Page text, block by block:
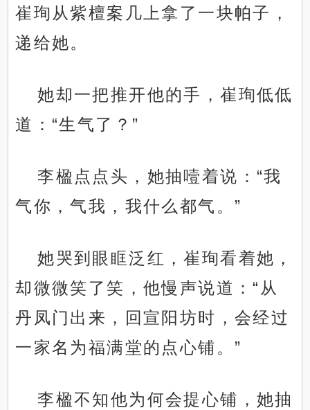
崔珣从紫檀案几上拿了一块帕子，
递给她。
她却一把推开他的手，崔珣低低
道：“生气了？”
李楹点点头，她抽噎着说：“我
气你，气我，我什么都气。”
她哭到眼眶泛红，崔珣看着她，
却微微笑了笑，他慢声说道：“从
丹凤门出来，回宣阳坊时，会经过
一家名为福满堂的点心铺。”
李楹不知他为何会提心铺，她抽